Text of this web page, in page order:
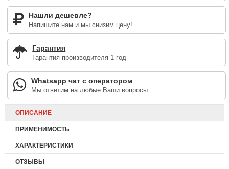
Нашли дешевле?
Напишите нам и мы снизим цену!
Гарантия
Гарантия производителя 1 год
Whatsapp чат с оператором
Мы ответим на любые Ваши вопросы
ОПИСАНИЕ
ПРИМЕНИМОСТЬ
ХАРАКТЕРИСТИКИ
ОТЗЫВЫ